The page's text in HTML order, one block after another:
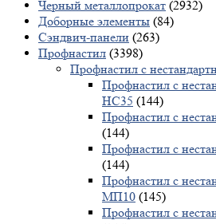
Черный металлопрокат (2932)
Доборные элементы (84)
Сэндвич-панели (263)
Профнастил (3398)
Профнастил с
Профнастил с
НС35 (144)
Профнастил с
(144)
Профнастил с
(144)
Профнастил с
МП10 (145)
Профнастил с